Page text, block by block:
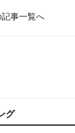
事一覧へ
グ